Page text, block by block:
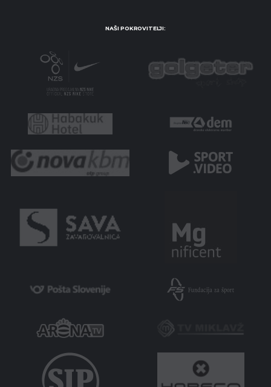
NAŠI POKROVITELJI: